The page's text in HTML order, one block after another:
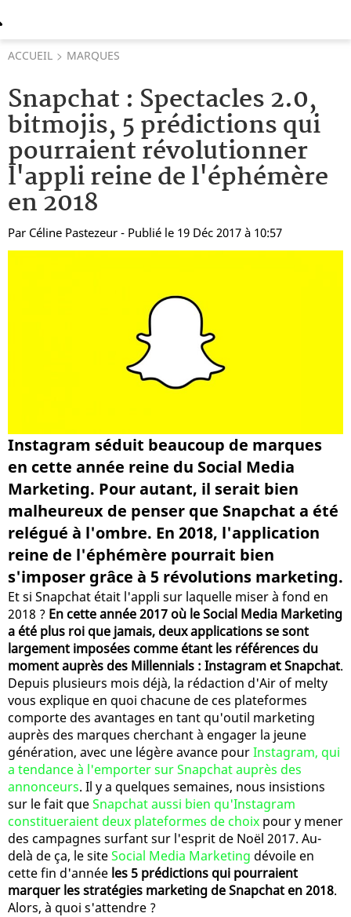
ACCUEIL MARQUES
Snapchat : Spectacles 2.0,
bitmojis, 5 prédictions qui
pourraient révolutionner
l'appli reine de l'éphémère
en 2018
Par Céline Pastezeur - Publié le 19 Déc 2017 à 10:57
Instagram séduit beaucoup de marques
en cette année reine du Social Media
Marketing. Pour autant, il serait bien
malheureux de penser que Snapchat a été
relégué à l'ombre. En 2018, l'application
reine de l'éphémère pourrait bien
s'imposer grâce à 5 révolutions marketing.
Et si Snapchat était l'appli sur laquelle miser à fond en
2018 ? En cette année 2017 où le Social Media Marketing
a été plus roi que jamais, deux applications se sont
largement imposées comme étant les références du
moment auprès des Millennials : Instagram et Snapchat.
Depuis plusieurs mois déjà, la rédaction d'Air of melty
vous explique en quoi chacune de ces plateformes
comporte des avantages en tant qu'outil marketing
auprès des marques cherchant à engager la jeune
génération, avec une légère avance pourInstagram, qui
a tendance à l'emporter sur Snapchat auprès des
annonceurs. Il y a quelques semaines, nous insistions
sur le fait queSnapchat aussi bien qu'Instagram
constitueraient deux plateformes de choix pour y mener
des campagnes surfant sur l'esprit de Noël 2017. Au-
delà de ça, le siteSocial Media Marketing dévoile en
cette fin d'année les 5 prédictions qui pourraient
marquer les stratégies marketing de Snapchat en 2018.
Alors, à quoi s'attendre ?